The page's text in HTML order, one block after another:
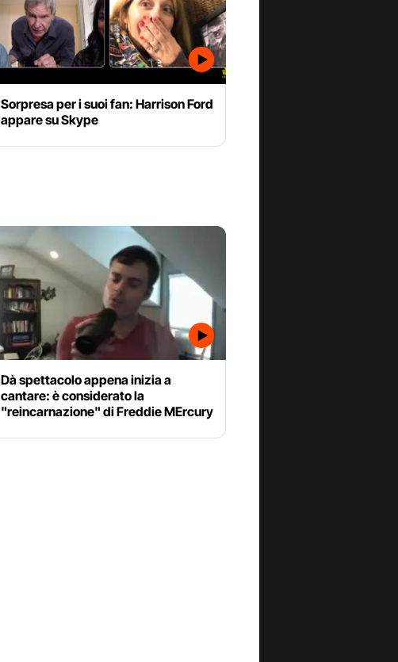
Sorpresa per i suoi fan: Harrison Ford
appare su Skype
Dà spettacolo appena inizia a
cantare: è considerato la
"reincarnazione" di Freddie MErcury